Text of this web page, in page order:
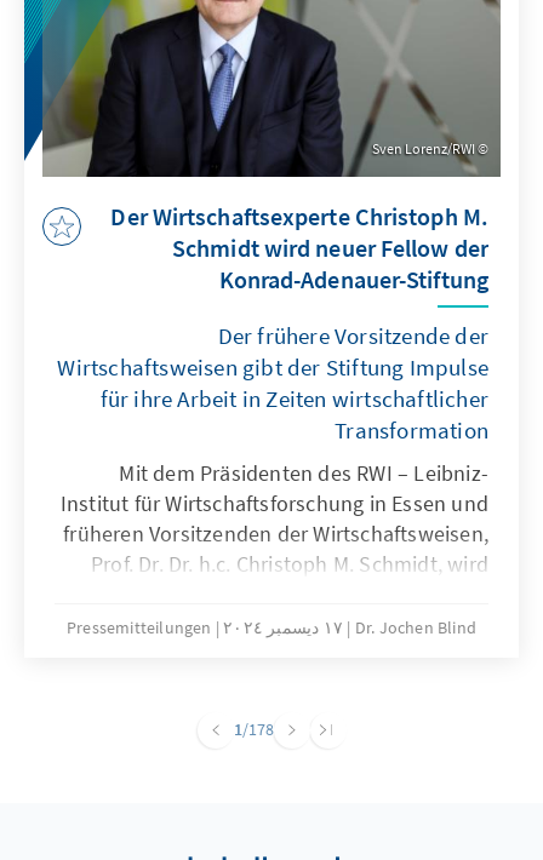
Sven Lorenz/RWI
Der Wirtschaftsexperte Christoph M.
Schmidt wird neuer Fellow der
Konrad-Adenauer-Stiftung
Der frühere Vorsitzende der
Wirtschaftsweisen gibt der Stiftung Impulse
für ihre Arbeit in Zeiten wirtschaftlicher
Transformation
Mit dem Präsidenten des RWI – Leibniz-
Institut für Wirtschaftsforschung in Essen und
früheren Vorsitzenden der Wirtschaftsweisen,
Prof. Dr. Dr. h.c. Christoph M. Schmidt, wird
Persönlichkeit die Arbeit der Stiftung für ein
Heusgen (2022), die Meeresbiologin Antje
Dr. Jochen Blind ١٧ ديسمبر ٢٠٢٤ Pressemitteilungen
1/178